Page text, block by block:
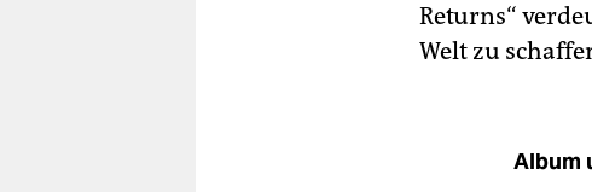
Returns“
Welt zu
Album